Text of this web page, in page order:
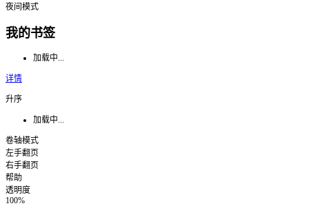
夜间模式
我的书签
加载中...
详情
升序
加载中...
卷轴模式
左手翻页
右手翻页
帮助
透明度
100%